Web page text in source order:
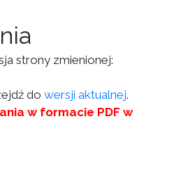
strony zmienionej:
do wersji aktualnej.
w formacie PDF w